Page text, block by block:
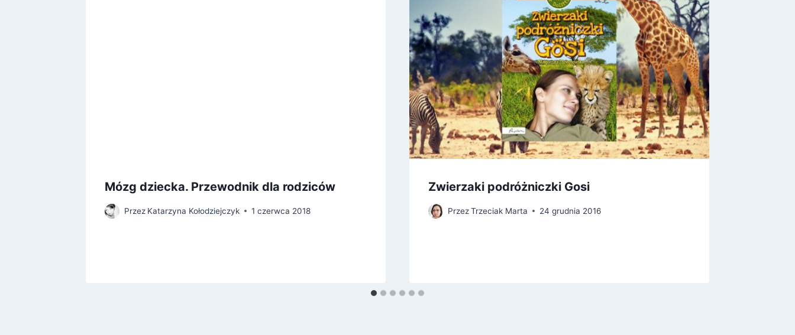
Mózg dziecka. Przewodnik dla rodziców
Przez Katarzyna Kołodziejczyk 1 czerwca 2018
Zwierzaki podróżniczki Gosi
PrzezTrzeciak Marta 24 grudnia 2016